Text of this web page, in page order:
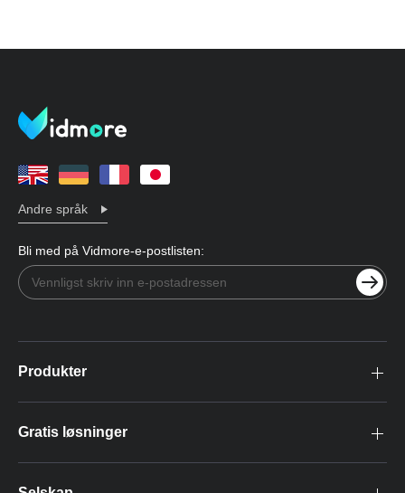
Andre språk
Bli med på Vidmore-e-postlisten:
Produkter
Gratis løsninger